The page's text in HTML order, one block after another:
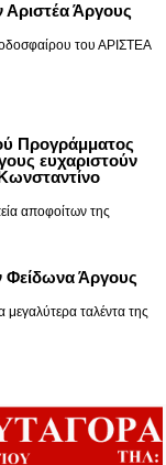
Άργους
του ΑΡΙΣΤΕΑ
Προγράμματος
ευχαριστούν
αποφοίτων της
Άργους
ταλέντα της